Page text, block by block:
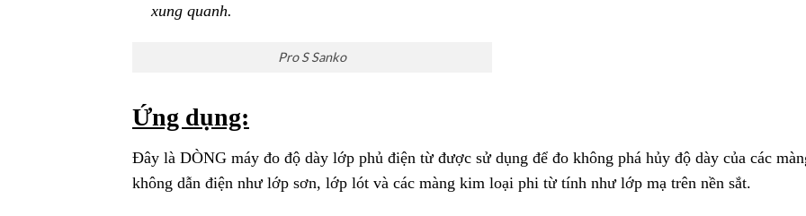
xung quanh.
Pro S Sanko
Ứng dụng:
Đây là DÒNG máy đo độ dày lớp phủ điện từ được sử dụng để đo không phá hủy độ dày của các
không dẫn điện như lớp sơn, lớp lót và các màng kim loại phi từ tính như lớp mạ trên nền sắt.